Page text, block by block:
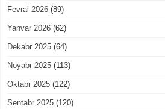
Fevral 2026 (89)
Yanvar 2026 (62)
Dekabr 2025 (64)
Noyabr 2025 (113)
Oktabr 2025 (122)
Sentabr 2025 (120)